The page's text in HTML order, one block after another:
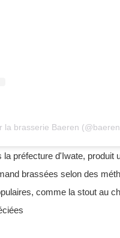
la brasserie Baeren
préfecture d'Iwate, produit
brassées selon des
comme la stout au